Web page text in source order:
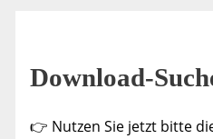
Download-
👉 Nutzen Sie jetzt bitte